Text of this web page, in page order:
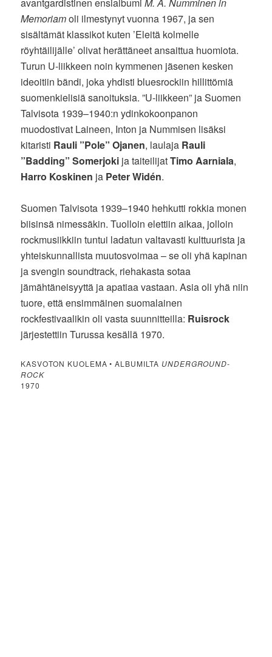
Memoriamoli ilmestynyt vuonna 1967, ja sen
sisältämät klassikot kuten ’Eleitä kolmelle
röyhtäilijälle’ olivat herättäneet ansaittua huomiota.
Turun U-liikkeen noin kymmenen jäsenen kesken
ideoitiin bändi, joka yhdisti bluesrockiin hillittömiä
suomenkielisiä sanoituksia. ”U-liikkeen” ja Suomen
Talvisota 1939–1940:n ydinkokoonpanon
muodostivat Laineen, Inton ja Nummisen lisäksi
kitaristi Rauli ”Pole” Ojanen, laulaja Rauli
”Badding” Somerjoki ja taiteilijatTimo Aarniala,
Harro Koskinen ja Peter Widén.
Suomen Talvisota 1939–1940 hehkutti rokkia monen
biisinsä nimessäkin. Tuolloin elettiin aikaa, jolloin
rockmusiikkiin tuntui ladatun valtavasti kulttuurista ja
yhteiskunnallista muutosvoimaa – se oli yhä kapinan
ja svengin soundtrack, riehakasta sotaa
jämähtäneisyyttä ja apatiaa vastaan. Asia oli yhä niin
tuore, että ensimmäinen suomalainen
rockfestivaalikin oli vasta suunnitteilla: Ruisrock
järjestettiin Turussa kesällä 1970.
KASVOTON KUOLEMA • ALBUMILTA UNDERGROUND-
ROCK
1970